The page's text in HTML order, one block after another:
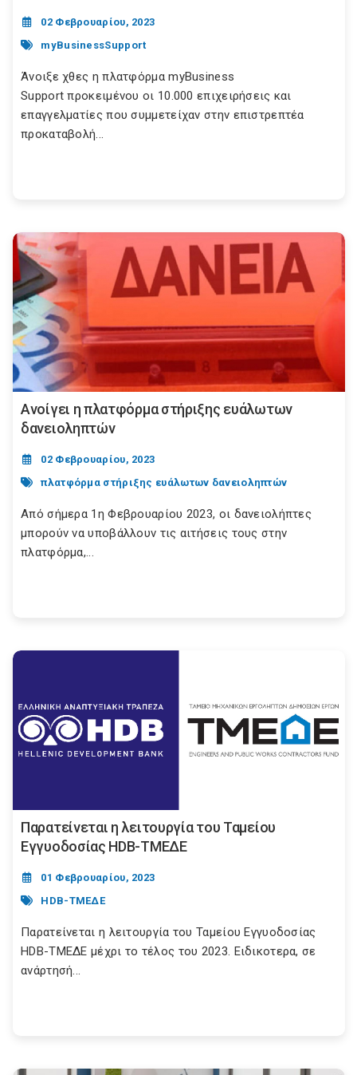
02 Φεβρουαρίου, 2023
myBusinessSupport
Άνοιξε χθες η πλατφόρμα myBusiness
Support προκειμένου οι 10.000 επιχειρήσεις και
επαγγελματίες που συμμετείχαν στην επιστρεπτέα
προκαταβολή...
Ανοίγει η πλατφόρμα στήριξης ευάλωτων
δανειοληπτών
02 Φεβρουαρίου, 2023
πλατφόρμα στήριξης ευάλωτων δανειοληπτών
Από σήμερα 1η Φεβρουαρίου 2023, οι δανειολήπτες
μπορούν να υποβάλλουν τις αιτήσεις τους στην
πλατφόρμα,...
Παρατείνεται η λειτουργία του Ταμείου
Εγγυοδοσίας HDB-ΤΜΕΔΕ
01 Φεβρουαρίου, 2023
HDB-ΤΜΕΔΕ
Παρατείνεται η λειτουργία του Ταμείου Εγγυοδοσίας
HDB-ΤΜΕΔΕ μέχρι το τέλος του 2023. Ειδικοτερα, σε
ανάρτησή...